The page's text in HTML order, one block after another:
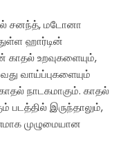
சனந்த், மடோனா
ஹார்டின்
உறவுகளையும்,
வாய்ப்புகளையும்
நாடகமாகும். காதல்
படத்தில் இருந்தாலும்,
முழுமையான